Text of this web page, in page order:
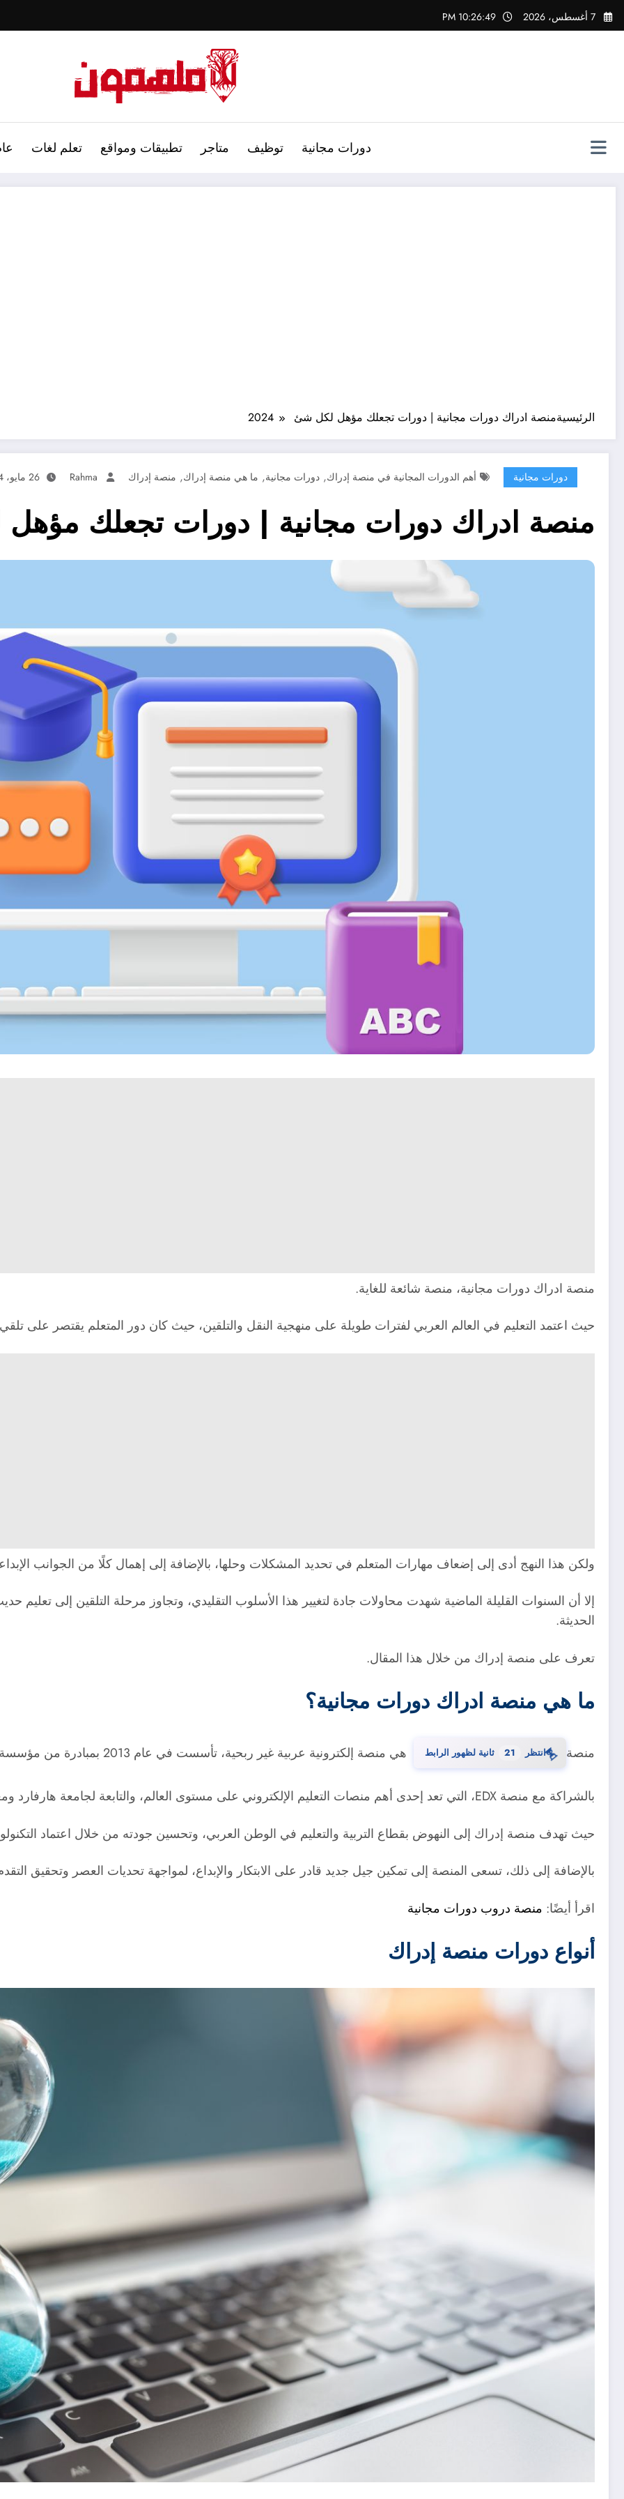
التجاوز
إلى
7 أغسطس، 2026 10:26:50 PM
دورات مجانية توظيف متاجر تطبيقات ومواقع تعلم لغات
الرئيسيةمنصة ادراك دورات مجانية | دورات تجعلك مؤهل لكل شئ 2024
دورات مجانية أهم الدورات المجانية في منصة إدراك, دورات مجانية, ما هي منصة إدراك, منصة إدراك Rahma 26 مايو، 2024
منصة ادراك دورات مجانية | دورات تجعلك مؤهل
منصة ادراك دورات مجانية، منصة شائعة للغاية.
حيث اعتمد التعليم في العالم العربي لفترات طويلة على منهجية النقل والتلقين، حيث كان دور المتعلم يقتصر على
ولكن هذا النهج أدى إلى إضعاف مهارات المتعلم في تحديد المشكلات وحلها، بالإضافة إلى إهمال كلًا من الجوانب
إلا أن السنوات القليلة الماضية شهدت محاولات جادة لتغيير هذا الأسلوب التقليدي، وتجاوز مرحلة التلقين إلى تعليم
الحديثة.
تعرف على منصة إدراك من خلال هذا المقال.
ما هي منصة ادراك دورات مجانية؟
منصة ⏳انتظر 20 ثانية لظهور الرابط هي منصة إلكترونية عربية غير ربحية، تأسست في عام 2013 بمبادرة من مؤسسة الملكة رانيا للتعليم والتنمية.
بالشراكة مع منصة EDX، التي تعد إحدى أهم منصات التعليم الإلكتروني على مستوى العالم، والتابعة لجامعة هارفارد ومعهد ماساتشوستس للتكنولوجيا.
حيث تهدف منصة إدراك إلى النهوض بقطاع التربية والتعليم في الوطن العربي، وتحسين جودته من خلال اعتماد
بالإضافة إلى ذلك، تسعى المنصة إلى تمكين جيل جديد قادر على الابتكار والإبداع، لمواجهة تحديات العصر وتحقيق
اقرأ أيضًا: منصة دروب دورات مجانية
أنواع دورات منصة إدراك